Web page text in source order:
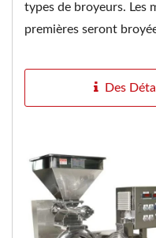
types de broyeurs. Les
premières seront
vortex...
Des